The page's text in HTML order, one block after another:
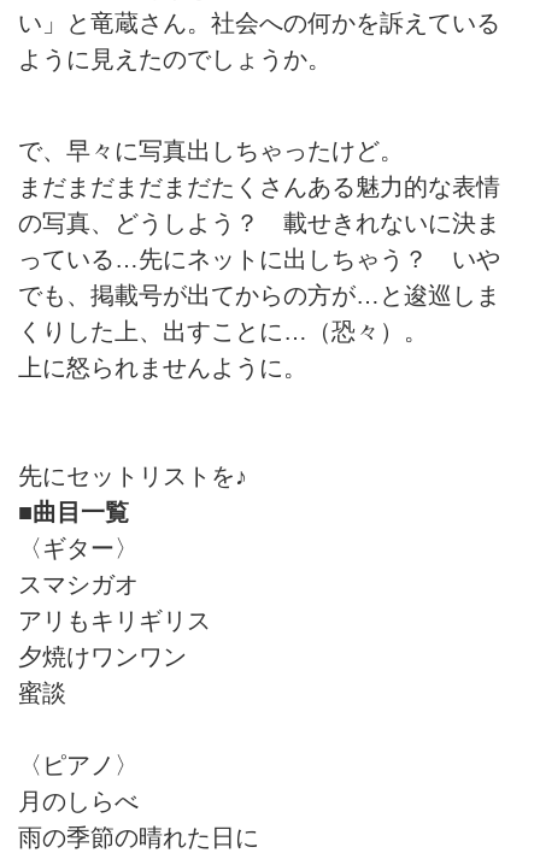
い」と竜蔵さん。社会への何かを訴えている
ように見えたのでしょうか。
で、早々に写真出しちゃったけど。
まだまだまだまだたくさんある魅力的な表情
の写真、どうしよう？ 載せきれないに決ま
っている…先にネットに出しちゃう？ いや
でも、掲載号が出てからの方が…と逡巡しま
くりした上、出すことに…（恐々）。
上に怒られませんように。
先にセットリストを♪
■曲目一覧
〈ギター〉
スマシガオ
アリもキリギリス
夕焼けワンワン
蜜談
〈ピアノ〉
月のしらべ
雨の季節の晴れた日に